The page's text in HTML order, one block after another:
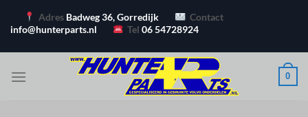
naar
Adres Badweg 36, Gorredijk
Contact
info@hunterparts.nl
Tel06 54728924
0